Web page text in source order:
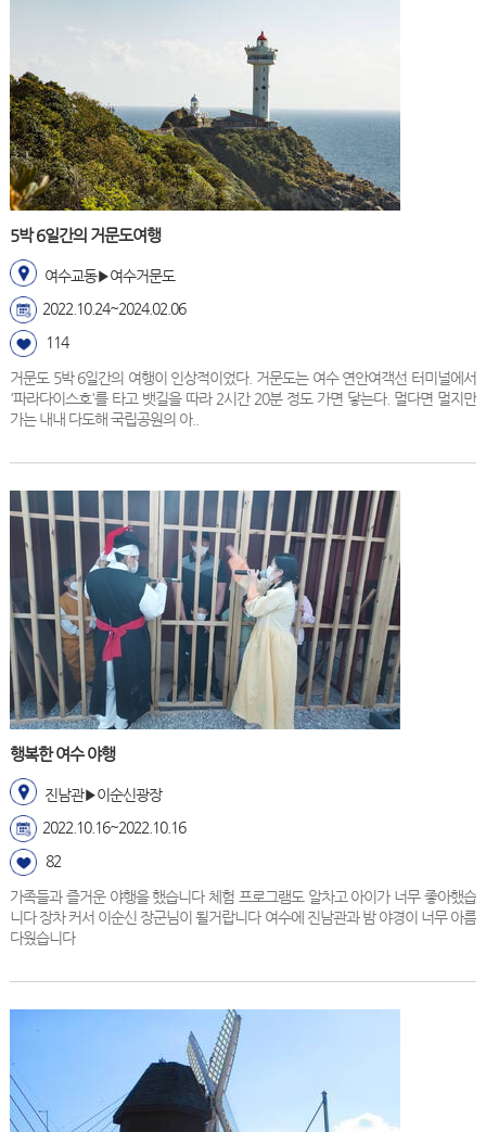
5박 6일간의 거문도여행
여수교동▶여수거문도
2022.10.24~2024.02.06
114
거문도 5박 6일간의 여행이 인상적이었다. 거문도는 여수 연안여객선 터미널에서
'파라다이스호'를 타고 뱃길을 따라 2시간 20분 정도 가면 닿는다. 멀다면 멀지만
가는 내내 다도해 국립공원의 아..
행복한 여수 야행
진남관▶이순신광장
2022.10.16~2022.10.16
82
가족들과 즐거운 야행을 했습니다 체험 프로그램도 알차고 아이가 너무 좋아했습
니다 장차 커서 이순신 장군님이 될거랍니다 여수에 진남관과 밤 야경이 너무 아름
다웠습니다